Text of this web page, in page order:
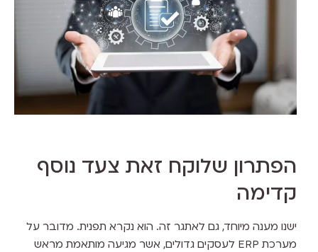
הפתרון שלוקח זאת צעד נוסף
קדימה
ישנו מענה מיוחד, גם לאתגר זה. הוא נקרא תפנית. מדובר על
מערכת ERP לעסקים גדולים, אשר מגיעה מותאמת מראש